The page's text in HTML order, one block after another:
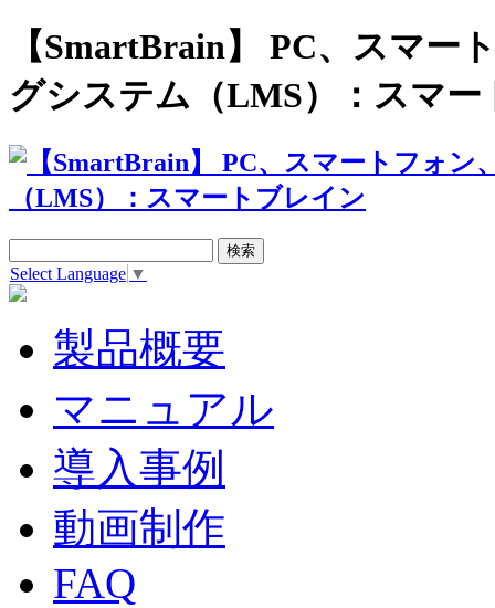
【SmartBrain】 PC、スマー
グシステム（LMS）：スマー
Select Language ▼
製品概要
マニュアル
導入事例
動画制作
FAQ